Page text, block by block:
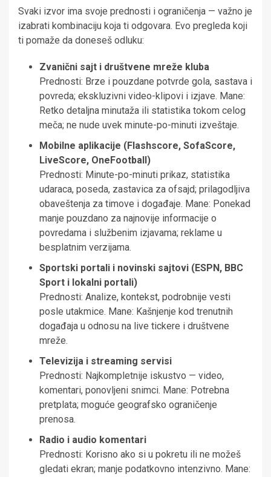
Svaki izvor ima svoje prednosti i ograničenja — važno je
izabrati kombinaciju koja ti odgovara. Evo pregleda koji
ti pomaže da doneseš odluku:
Zvanični sajt i društvene mreže kluba
Prednosti: Brze i pouzdane potvrde gola, sastava i
povreda; ekskluzivni video-klipovi i izjave. Mane:
Retko detaljna minutaža ili statistika tokom celog
meča; ne nude uvek minute-po-minuti izveštaje.
Mobilne aplikacije (Flashscore, SofaScore,
LiveScore, OneFootball)
Prednosti: Minute-po-minuti prikaz, statistika
udaraca, poseda, zastavica za ofsajd; prilagodljiva
obaveštenja za timove i događaje. Mane: Ponekad
manje pouzdano za najnovije informacije o
povredama i službenim izjavama; reklame u
besplatnim verzijama.
Sportski portali i novinski sajtovi (ESPN, BBC
Sport i lokalni portali)
Prednosti: Analize, kontekst, podrobnije vesti
posle utakmice. Mane: Kašnjenje kod trenutnih
događaja u odnosu na live tickere i društvene
mreže.
Televizija i streaming servisi
Prednosti: Najkompletnije iskustvo — video,
komentari, ponovljeni snimci. Mane: Potrebna
pretplata; moguće geografsko ograničenje
prenosa.
Radio i audio komentari
Prednosti: Korisno ako si u pokretu ili ne možeš
gledati ekran; manje podatkovno intenzivno. Mane: